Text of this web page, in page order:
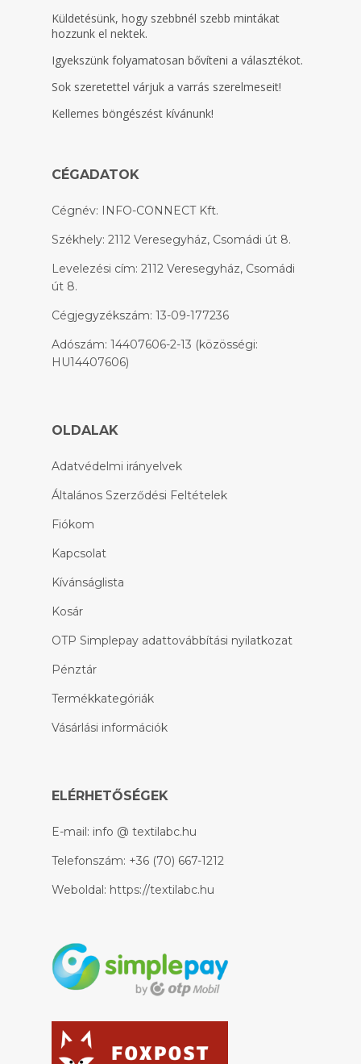
Küldetésünk, hogy szebbnél szebb mintákat
hozzunk el nektek.
Igyekszünk folyamatosan bővíteni a választékot.
Sok szeretettel várjuk a varrás szerelmeseit!
Kellemes böngészést kívánunk!
CÉGADATOK
Cégnév: INFO-CONNECT Kft.
Székhely: 2112 Veresegyház, Csomádi út 8.
Levelezési cím: 2112 Veresegyház, Csomádi
út 8.
Cégjegyzékszám: 13-09-177236
Adószám: 14407606-2-13 (közösségi:
HU14407606)
OLDALAK
Adatvédelmi irányelvek
Általános Szerződési Feltételek
Fiókom
Kapcsolat
Kívánságlista
Kosár
OTP Simplepay adattovábbítási nyilatkozat
Pénztár
Termékkategóriák
Vásárlási információk
ELÉRHETŐSÉGEK
E-mail: info @ textilabc.hu
Telefonszám: +36 (70) 667-1212
Weboldal: https://textilabc.hu